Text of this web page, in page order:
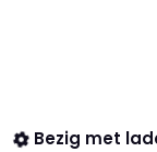
Bezig met